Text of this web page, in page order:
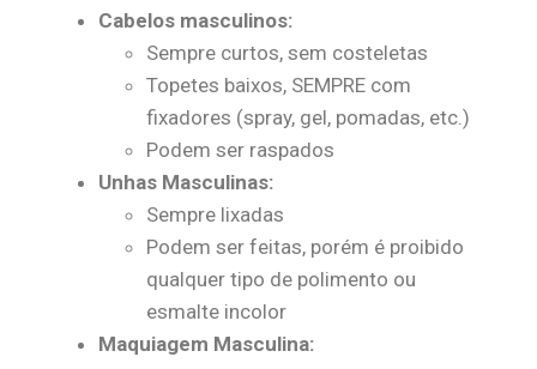
Cabelos masculinos:
Sempre curtos, sem costeletas
Topetes baixos, SEMPRE com
fixadores (spray, gel, pomadas, etc.)
Podem ser raspados
Unhas Masculinas:
Sempre lixadas
Podem ser feitas, porém é proibido
qualquer tipo de polimento ou
esmalte incolor
Maquiagem Masculina: